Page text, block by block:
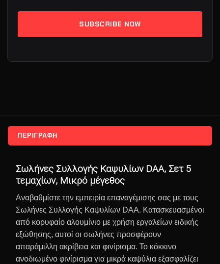
ΠΕΡΙΓΡΑΦΉ
Σωλήνες Συλλογής Καψυλίων DAA, Σετ 5
τεμαχίων, Μικρό μέγεθος
Αναβαθμίστε την εμπειρία επαναγέμισης σας με τους
Σωλήνες Συλλογής Καψυλίων DAA. Κατασκευασμένοι
από κορυφαίο αλουμίνιο με χρήση εργαλείων ειδικής
εξώθησης, αυτοί οι σωλήνες προσφέρουν
απαράμιλλη ακρίβεια και φινίρισμα. Το κόκκινο
ανοδιωμένο φινίρισμα για μικρά καψύλια εξασφαλίζει